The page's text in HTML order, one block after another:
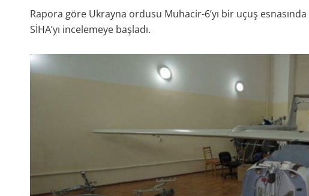
Rapora göre Ukrayna ordusu Muhacir-6’yı bir uçuş
SİHA’yı incelemeye başladı.